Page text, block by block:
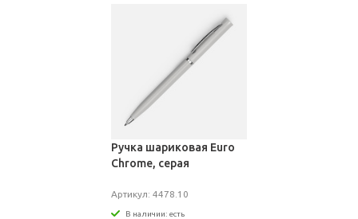
Ручка шариковая Euro
Chrome, серая
Артикул: 4478.10
В наличии: есть